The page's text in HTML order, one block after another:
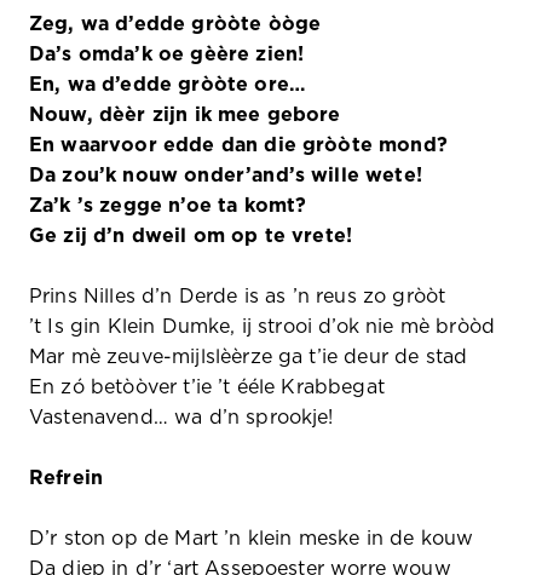
Zeg, wa d’edde gròòte òòge
Da’s omda’k oe gèère zien!
En, wa d’edde gròòte ore…
Nouw, dèèr zijn ik mee gebore
En waarvoor edde dan die gròòte mond?
Da zou’k nouw onder’and’s wille wete!
Za’k ’s zegge n’oe ta komt?
Ge zij d’n dweil om op te vrete!
Prins Nilles d’n Derde is as ’n reus zo gròòt
’t Is gin Klein Dumke, ij strooi d’ok nie mè bròòd
Mar mè zeuve-mijlslèèrze ga t’ie deur de stad
En zó betòòver t’ie ’t ééle Krabbegat
Vastenavend… wa d’n sprookje!
Refrein
D’r ston op de Mart ’n klein meske in de kouw
Da diep in d’r ‘art Assepoester worre wouw